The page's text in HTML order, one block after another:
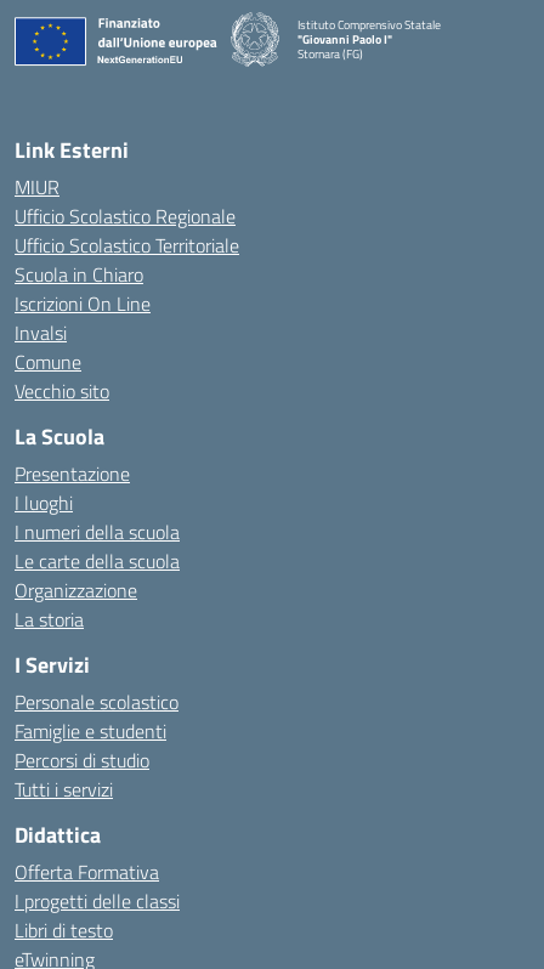
Istituto Comprensivo Statale
"Giovanni Paolo I"
Stornara (FG)
Link Esterni
MIUR
Ufficio Scolastico Regionale
Ufficio Scolastico Territoriale
Scuola in Chiaro
Iscrizioni On Line
Invalsi
Comune
Vecchio sito
La Scuola
Presentazione
I luoghi
I numeri della scuola
Le carte della scuola
Organizzazione
La storia
I Servizi
Personale scolastico
Famiglie e studenti
Percorsi di studio
Tutti i servizi
Didattica
Offerta Formativa
I progetti delle classi
Libri di testo
eTwinning